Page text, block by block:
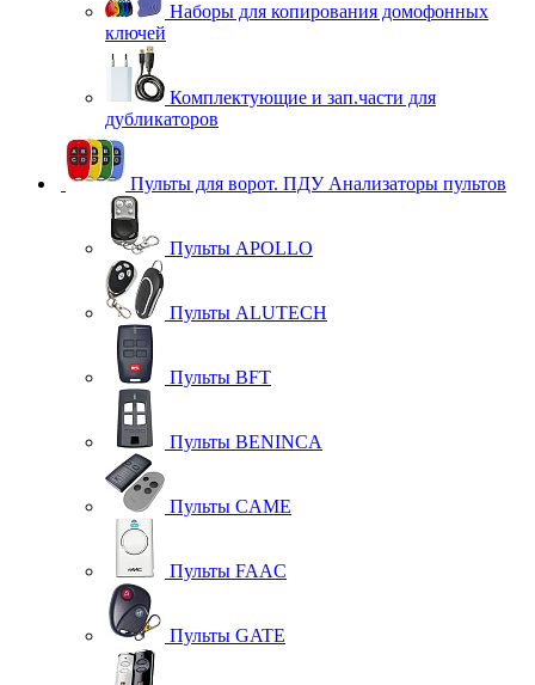
Наборы для копирования домофонных
ключей
Комплектующие и зап.части для
дубликаторов
Пульты для ворот. ПДУ Анализаторы пультов
Пульты APOLLO
Пульты ALUTECH
Пульты BFT
Пульты BENINCA
Пульты CAME
Пульты FAAC
Пульты GATE